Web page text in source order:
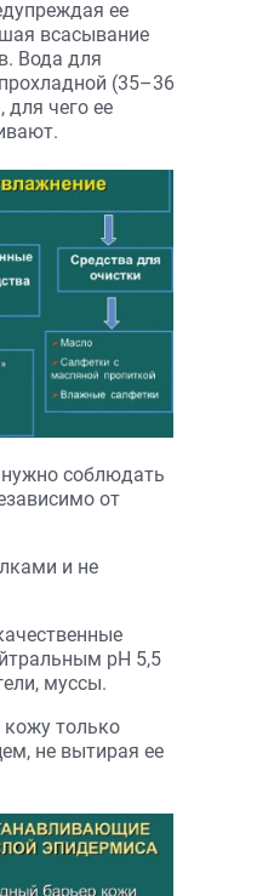
ее
всасывание
Вода для
(35–36
для чего ее
соблюдать
от
и не
рН 5,5
муссы.
кожу только
не вытирая ее